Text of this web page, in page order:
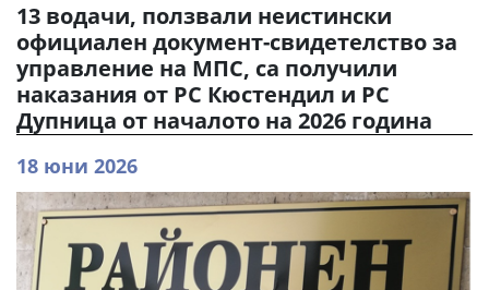
13 водачи, ползвали неистински
официален документ-свидетелство за
управление на МПС, са получили
наказания от РС Кюстендил и РС
Дупница от началото на 2026 година
18 юни 2026